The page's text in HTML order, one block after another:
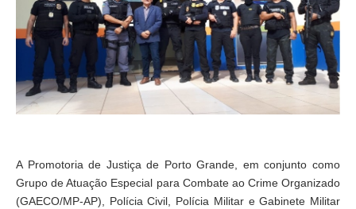
A Promotoria de Justiça de Porto Grande, em conjunto como
Grupo de Atuação Especial para Combate ao Crime Organizado
(GAECO/MP-AP), Polícia Civil, Polícia Militar e Gabinete Militar